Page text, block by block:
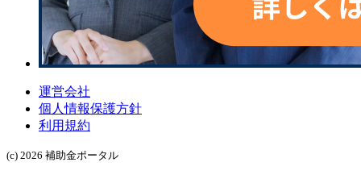
運営会社
個人情報保護方針
利用規約
(c) 2026 補助金ポータル